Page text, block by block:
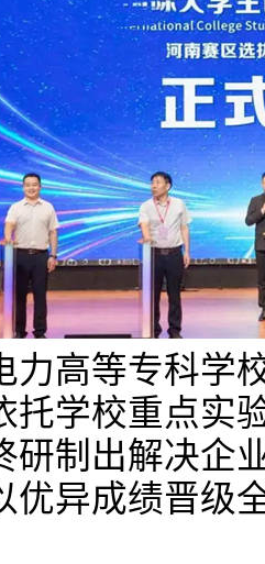
高等专科学校
托学校重点实
研制出解决企
优异成绩晋级